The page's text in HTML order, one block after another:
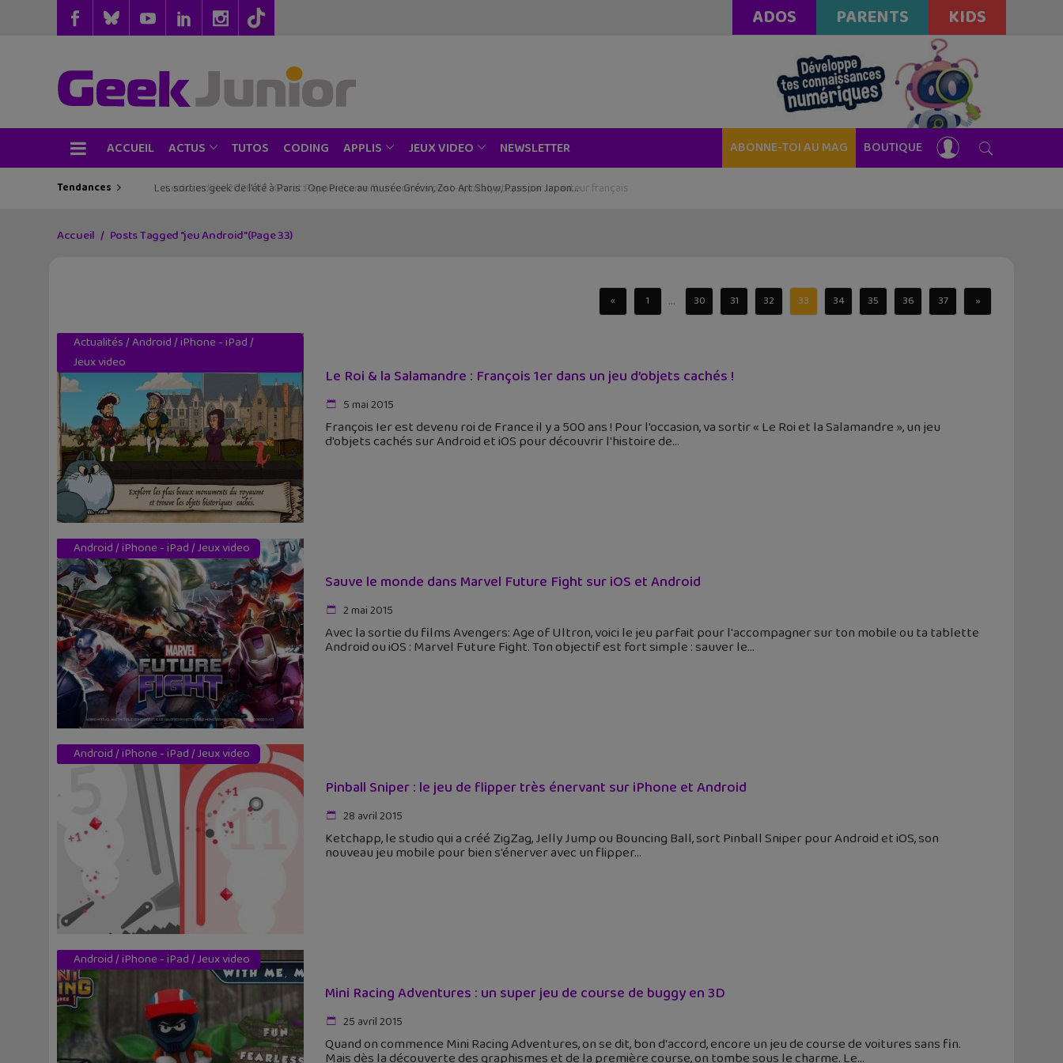
ADOS PARENTS KIDS
ACCUEIL ACTUS TUTOS CODING APPLIS JEUX VIDEO NEWSLETTER ABONNE-TOI AU MAG BOUTIQUE
Tendances Les sorties geek de l’été à Paris : One Piece au musée Grévin, Zoo Art Show, Passion Japon…
Accueil Posts Tagged "jeu Android"(Page 33)
« 1 ... 30 31 32 33 34 35 36 37 »
Actualités/Android/iPhone - iPad/
Jeux video
Le Roi & la Salamandre : François 1er dans un jeu d’objets cachés !
5 mai 2015
François Ier est devenu roi de France il y a 500 ans ! Pour l'occasion, va sortir « Le Roi et la Salamandre », un jeu
d'objets cachés sur Android et iOS pour découvrir l'histoire de
Android/iPhone - iPad/Jeux video
Sauve le monde dans Marvel Future Fight sur iOS et Android
2 mai 2015
Avec la sortie du films Avengers: Age of Ultron, voici le jeu parfait pour l'accompagner sur ton mobile ou ta tablette
Android ou iOS : Marvel Future Fight. Ton objectif est fort simple : sauver le
Android/iPhone - iPad/Jeux video
Pinball Sniper : le jeu de flipper très énervant sur iPhone et Android
28 avril 2015
Ketchapp, le studio qui a créé ZigZag, Jelly Jump ou Bouncing Ball, sort Pinball Sniper pour Android et iOS, son
nouveau jeu mobile pour bien s'énerver avec un flipper
Android/iPhone - iPad/Jeux video
Mini Racing Adventures : un super jeu de course de buggy en 3D
25 avril 2015
Quand on commence Mini Racing Adventures, on se dit, bon d'accord, encore un jeu de course de voitures sans fin.
Mais dès la découverte des graphismes et de la première course, on tombe sous le charme. Le